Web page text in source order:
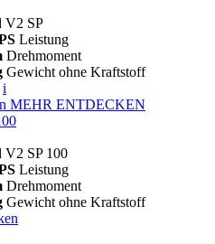
V2 SP
Leistung
Drehmoment
Gewicht ohne Kraftstoff
i
MEHR ENTDECKEN
V2 SP 100
Leistung
Drehmoment
Gewicht ohne Kraftstoff